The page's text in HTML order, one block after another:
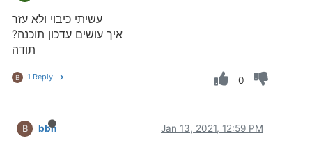
עשיתי כיבוי ולא עזר
איך עושים עדכון תוכנה?
תודה
B 1 Reply 0
B bbn Jan 13, 2021, 12:59 PM